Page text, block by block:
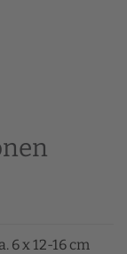
6 x 12-16 cm